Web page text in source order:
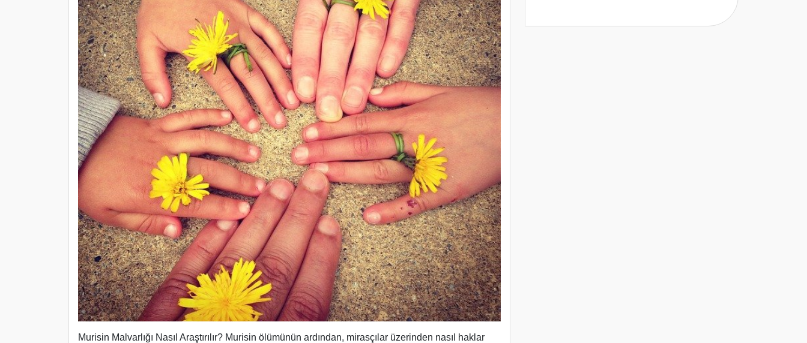
Murisin Malvarlığı Nasıl Araştırılır? Murisin ölümünün ardından, mirasçılar üzerinden nasıl haklar